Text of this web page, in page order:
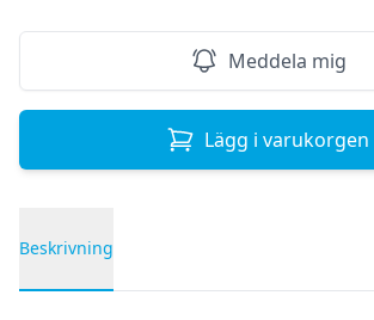
Meddela mig
Lägg i varukorgen
Beskrivning